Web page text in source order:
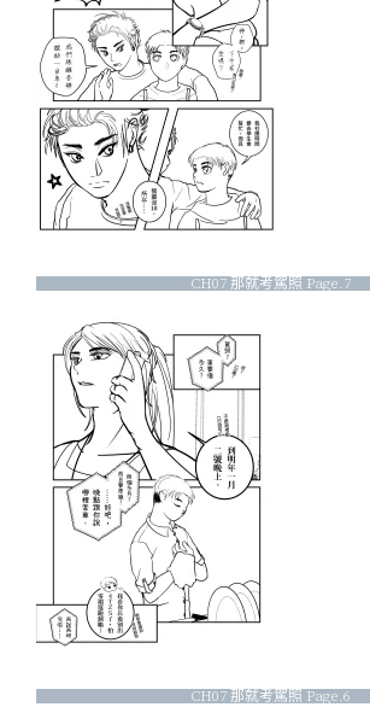
CH07 那就考駕照 Page.7
CH07 那就考駕照 Page.6